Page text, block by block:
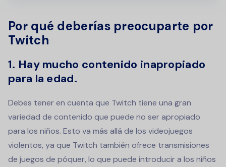
Por qué deberías preocuparte por
Twitch
1. Hay mucho contenido inapropiado
para la edad.
Debes tener en cuenta que Twitch tiene una gran
variedad de contenido que puede no ser apropiado
para los niños. Esto va más allá de los videojuegos
violentos, ya que Twitch también ofrece transmisiones
de juegos de póquer, lo que puede introducir a los niños